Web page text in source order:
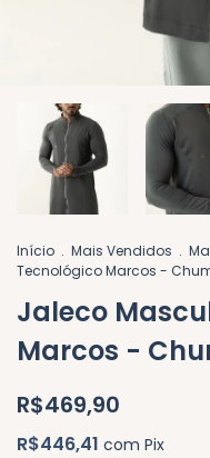
Início . Mais Vendidos .
Tecnológico Marcos -
Jaleco
Marcos -
R$469,90
R$446,41 com Pix